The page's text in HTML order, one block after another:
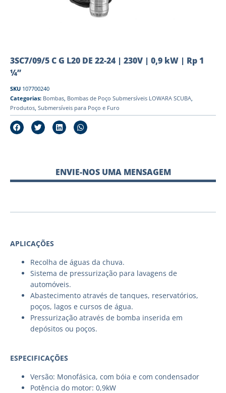
3SC7/09/5 C G L20 DE 22-24 | 230V | 0,9 kW | Rp 1
¼”
SKU 107700240
Categorias: Bombas, Bombas de Poço Submersíveis LOWARA SCUBA,
Produtos, Submersíveis para Poço e Furo
ENVIE-NOS UMA MENSAGEM
APLICAÇÕES
Recolha de águas da chuva.
Sistema de pressurização para lavagens de
automóveis.
Abastecimento através de tanques, reservatórios,
poços, lagos e cursos de água.
Pressurização através de bomba inserida em
depósitos ou poços.
ESPECIFICAÇÕES
Versão: Monofásica, com bóia e com condensador
Potência do motor: 0,9kW